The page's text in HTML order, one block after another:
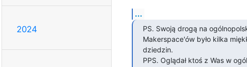
2024
...
PS. Swoją drogą na
Makerspace'ów było kilka
dziedzin.
PPS. Oglądał ktoś z Was w